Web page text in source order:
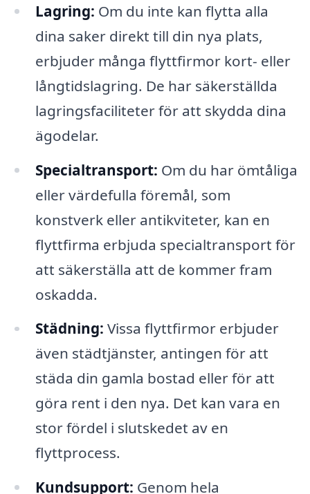
Lagring: Om du inte kan flytta alla
dina saker direkt till din nya plats,
erbjuder många flyttfirmor kort- eller
långtidslagring. De har säkerställda
lagringsfaciliteter för att skydda dina
ägodelar.
Specialtransport: Om du har ömtåliga
eller värdefulla föremål, som
konstverk eller antikviteter, kan en
flyttfirma erbjuda specialtransport för
att säkerställa att de kommer fram
oskadda.
Städning: Vissa flyttfirmor erbjuder
även städtjänster, antingen för att
städa din gamla bostad eller för att
göra rent i den nya. Det kan vara en
stor fördel i slutskedet av en
flyttprocess.
Kundsupport: Genom hela